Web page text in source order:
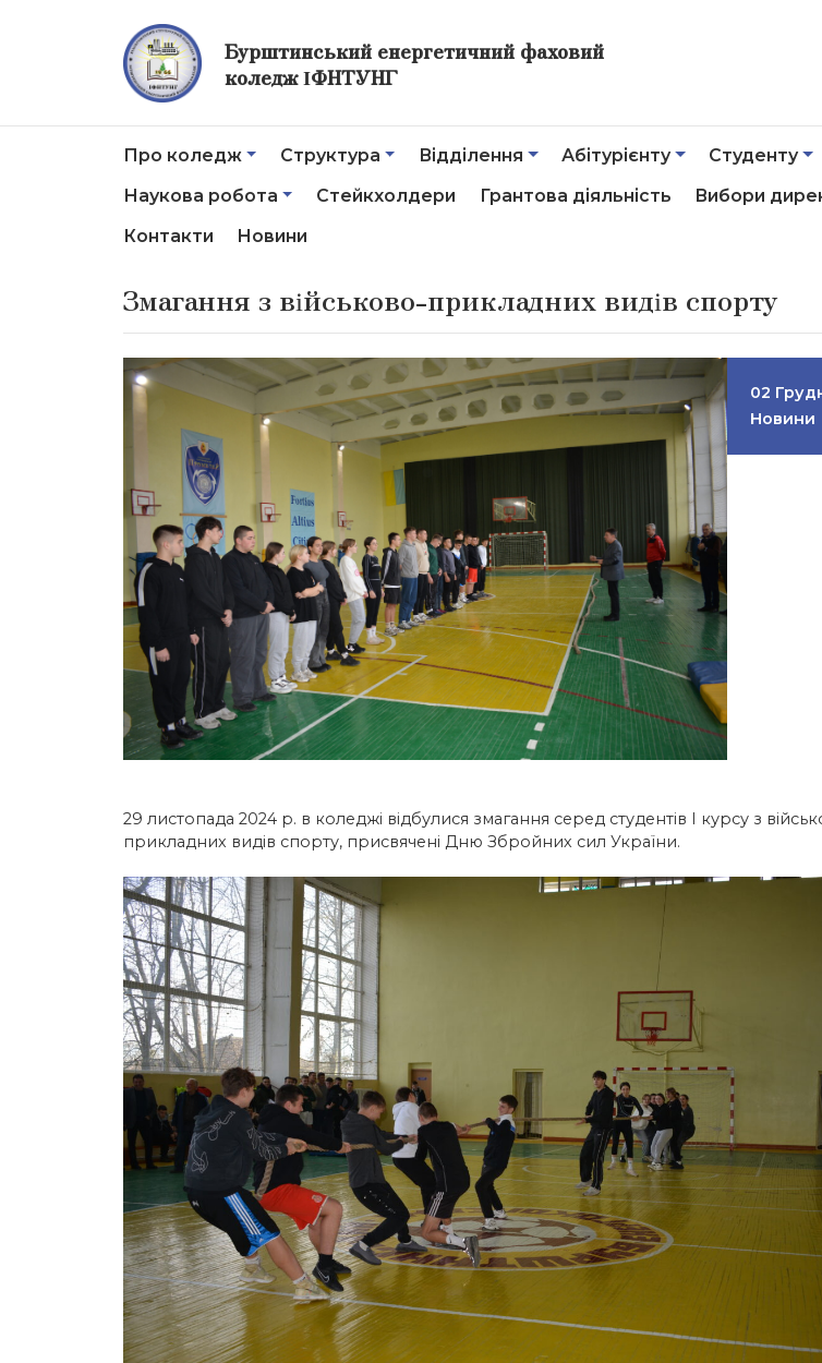
Бурштинський енергетичний фаховий
коледж ІФНТУНГ
Про коледж Структура Відділення Абітурієнту Студенту
Наукова робота
Стейкхолдери Грантова діяльність Вибори
Контакти
Новини
Змагання з військово-прикладних видів спорту
02
Новини
29 листопада 2024 р. в коледжі відбулися змагання серед студентів І курсу з
прикладних видів спорту, присвячені Дню Збройних сил України.